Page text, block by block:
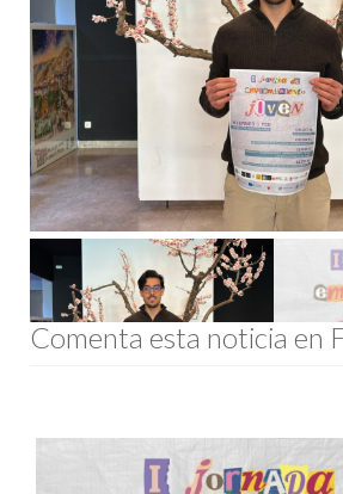
Comenta esta noticia en